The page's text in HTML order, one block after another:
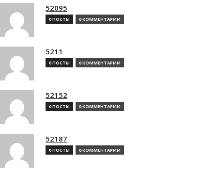
52095
0 ПОСТЫ 0 КОММЕНТАРИИ
5211
0 ПОСТЫ 0 КОММЕНТАРИИ
52152
0 ПОСТЫ 0 КОММЕНТАРИИ
52187
0 ПОСТЫ 0 КОММЕНТАРИИ